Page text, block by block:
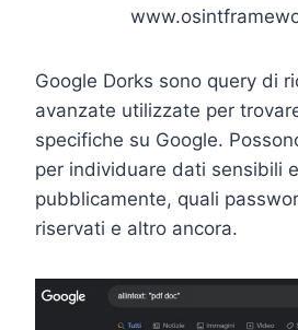
Google Dorks sono query di
avanzate utilizzate per
specifiche su Google.
per individuare dati sensibili
pubblicamente, quali
riservati e altro ancora.